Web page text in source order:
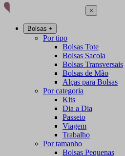
×
Bolsas +
Por tipo
Bolsas Tote
Bolsas Sacola
Bolsas Transversais
Bolsas de Mão
Alças para Bolsas
Por categoria
Kits
Dia a Dia
Passeio
Viagem
Trabalho
Por tamanho
Bolsas Pequenas